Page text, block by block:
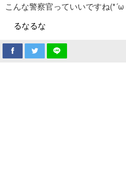
こんな警察官っていいですね(*´ω
るなるな